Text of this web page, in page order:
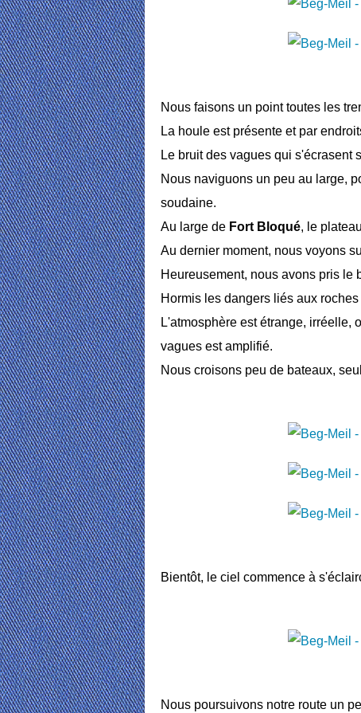
Nous faisons un point toutes les
La houle est présente et par
Le bruit des vagues qui s'écrasent
Nous naviguons un peu au large,
soudaine.
Au large de Fort Bloqué, le
Au dernier moment, nous voyons
Heureusement, nous avons pris le
Hormis les dangers liés aux
L'atmosphère est étrange, irréelle,
vagues est amplifié.
Nous croisons peu de bateaux,
Bientôt, le ciel commence à
Nous poursuivons notre route un